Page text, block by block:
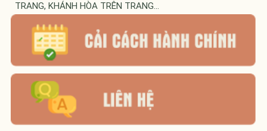
TRANG, KHÁNH HÒA TRÊN TRANG...